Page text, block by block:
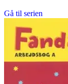
Gå til serien